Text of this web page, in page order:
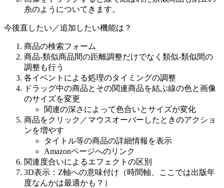
糸のようについてきます。
今後直したい／追加したい機能は？
商品の検索フォーム
商品-類似商品間の距離調整だけでなく類似-類似間の
調整も行う
各イベントによる処理のタイミングの調整
ドラッグ中の商品とその関連商品を結ぶ線の色と画像
のサイズを変更
関連の深さによって色合いとサイズが変化
商品をクリック／マウスオーバーしたときのアクショ
ンを増やす
タイトル等の商品の詳細情報を表示
Amazonページへのリンク
関連度合いによるエフェクトの区別
3D表示：Z軸への意味付け（時間軸、ここでは出版年
度なんかは最適かも？）